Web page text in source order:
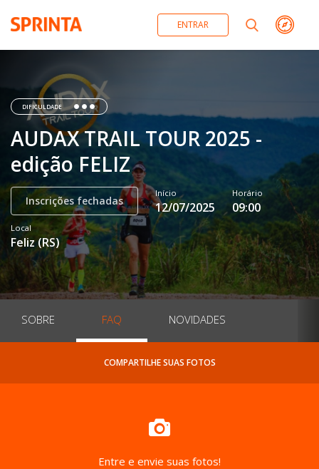
ENTRAR
DIFICULDADE
AUDAX TRAIL TOUR 2025 -
edição FELIZ
Inscrições fechadas
Início
12/07/2025
Horário
09:00
Local
Feliz(RS)
SOBRE FAQ NOVIDADES
COMPARTILHE SUAS FOTOS
Entre e envie suas fotos!